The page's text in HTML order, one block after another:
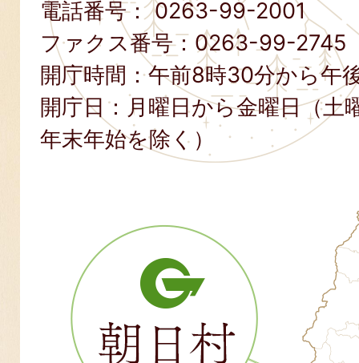
電話番号：0263-99-2001
ファクス番号： 0263-99-2745
開庁時間：午前8時30分から午
開庁日：月曜日から金曜日（土
年末年始を除く）